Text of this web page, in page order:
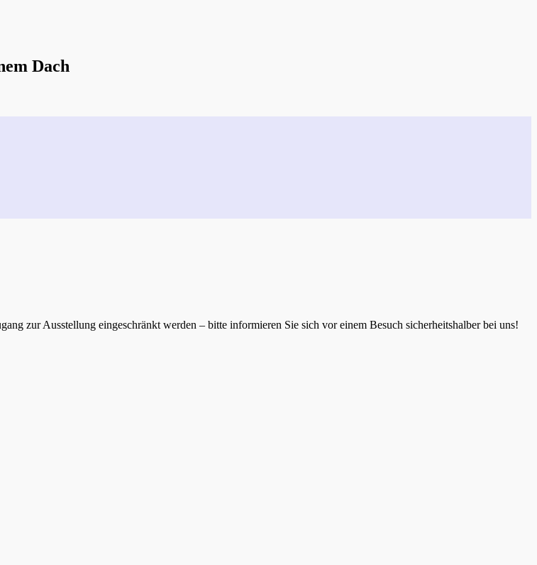
Dach
zur Ausstellung eingeschränkt werden – bitte informieren Sie sich vor einem Besuch sicherheitshalber bei uns!